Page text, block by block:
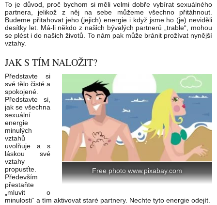
To je důvod, proč bychom si měli velmi dobře vybírat sexuálného
partnera, jelikož z něj na sebe můžeme všechno přitáhnout.
Budeme přitahovat jeho (jejich) energie i když jsme ho (je) neviděli
desítky let. Má-li někdo z našich bývalých partnerů „trable“, mohou
se plést i do našich životů. To nám pak může bránit prožívat nynější
vztahy.
JAK S TÍM NALOŽIT?
Free photo www.pixabay.com
Představte si
své tělo čisté a
spokojené.
Představte si,
jak se všechna
sexuální
energie
minulých
vztahů
uvolňuje a s
láskou své
vztahy
propusťte.
Především
přestaňte
„mluvit o
minulosti“ a tím aktivovat staré partnery. Nechte tyto energie odejít.